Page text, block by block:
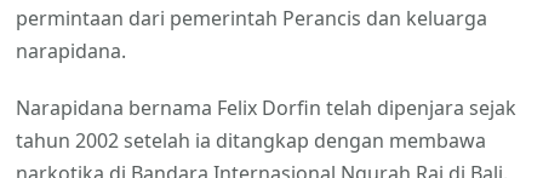
permintaan dari pemerintah Perancis dan keluarga
narapidana.
Narapidana bernama Felix Dorfin telah dipenjara sejak
tahun 2002 setelah ia ditangkap dengan membawa